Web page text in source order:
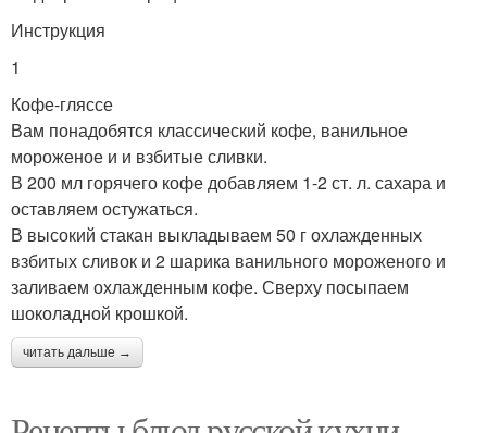
Инструкция
1
Кофе-гляссе
Вам понадобятся классический кофе, ванильное
мороженое и и взбитые сливки.
В 200 мл горячего кофе добавляем 1-2 ст. л. сахара и
оставляем остужаться.
В высокий стакан выкладываем 50 г охлажденных
взбитых сливок и 2 шарика ванильного мороженого и
заливаем охлажденным кофе. Сверху посыпаем
шоколадной крошкой.
читать дальше →